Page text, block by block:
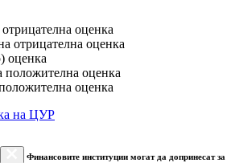
оценка
отрицателна оценка
оценка
положителна оценка
оценка
на ЦУР
Финансовите институции могат да допринесат за